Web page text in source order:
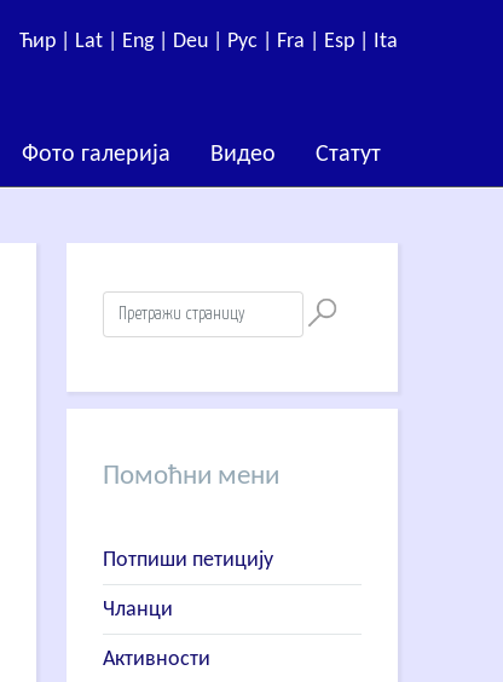
Ћир | Lat | Eng | Deu | Рус | Fra | Esp | Ita
Фото галерија Видео Статут
Помоћни мени
Потпиши петицију
Чланци
Активности